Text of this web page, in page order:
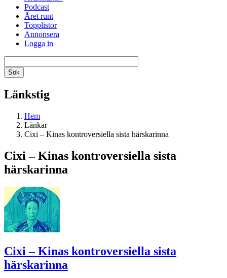
Podcast
Året runt
Topplistor
Annonsera
Logga in
Länkstig
Hem
Länkar
Cixi – Kinas kontroversiella sista härskarinna
Cixi – Kinas kontroversiella sista
härskarinna
Cixi – Kinas kontroversiella sista
härskarinna